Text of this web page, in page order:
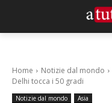
Home Notizie dal mondo
Delhi tocca i 50 gradi
Notizie dal mondo Asia